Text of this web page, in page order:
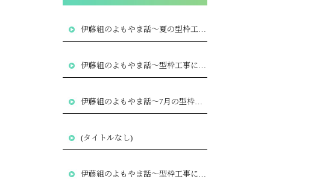
伊藤組のよもやま話～夏の型枠工事で大切な暑さ対策と品質管理
伊藤組のよもやま話～型枠工事に求められる専門性とは
伊藤組のよもやま話～7月の型枠工事で気をつけたいポイント
(タイトルなし)
伊藤組のよもやま話～型枠工事における安全管理の大切さ